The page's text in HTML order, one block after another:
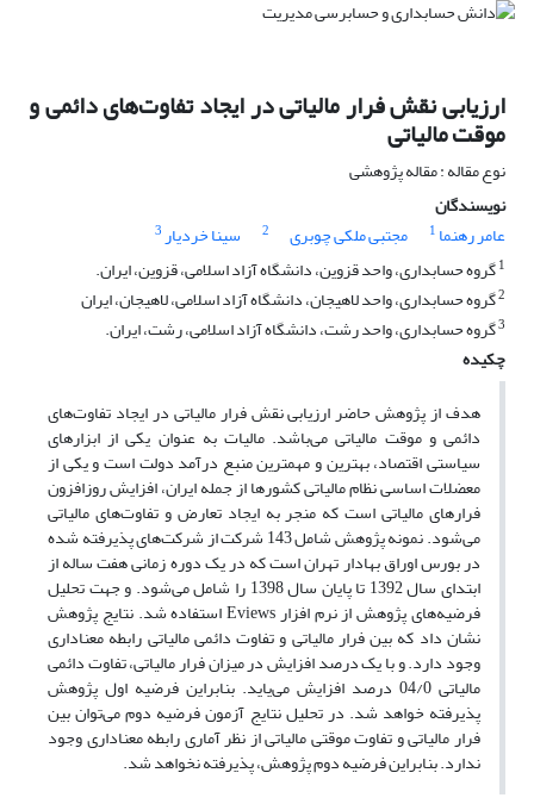
ارزیابی نقش فرار مالیاتی در ایجاد تفاوت‌های دائمی و
موقت مالیاتی
نوع مقاله : مقاله پژوهشی
نویسندگان
عامر رهنما 1 مجتبی ملکی چوبری 2 سینا خردیار3
1گروه حسابداری، واحد قزوین، دانشگاه آزاد اسلامی، قزوین، ایران.
2گروه حسابداری، واحد لاهیجان، دانشگاه آزاد اسلامی، لاهیجان، ایران
3گروه حسابداری، واحد رشت، دانشگاه آزاد اسلامی، رشت، ایران.
چکیده
هدف از پژوهش حاضر ارزیابی نقش فرار مالیاتی در ایجاد تفاوت‌های
دائمی و موقت مالیاتی می‌باشد. مالیات به عنوان یکی از ابزارهای
سیاستی اقتصاد، بهترین و مهمترین منبع درآمد دولت است و یکی از
معضلات اساسی نظام مالیاتی کشور‌ها از جمله ایران، افزایش روزافزون
فرارهای مالیاتی است که منجر به ایجاد تعارض و تفاوت‌های مالیاتی
می‌شود. نمونه پژوهش شامل 143 شرکت از شرکت‌های پذیرفته شده
در بورس اوراق بهادار تهران است که در یک دوره زمانی هفت ساله از
ابتدای سال 1392 تا پایان سال 1398 را شامل می‌شود. و جهت تحلیل
فرضیه‌های پژوهش از نرم افزار Eviews استفاده شد. نتایج پژوهش
نشان داد که بین فرار مالیاتی و تفاوت دائمی مالیاتی رابطه معناداری
وجود دارد. و با یک درصد افزایش در میزان فرار مالیاتی، تفاوت دائمی
مالیاتی 04/0 درصد افزایش می‌یاید. بنابراین فرضیه اول پژوهش
پذیرفته خواهد شد. در تحلیل نتایج آزمون فرضیه دوم می‌توان بین
فرار مالیاتی و تفاوت موقتی مالیاتی از نظر آماری رابطه معناداری وجود
ندارد. بنابراین فرضیه دوم پژوهش، پذیرفته نخواهد شد.